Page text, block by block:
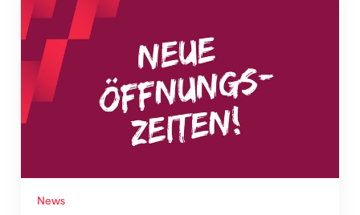
News
Neue Empfangszeiten ab 1. August 2026